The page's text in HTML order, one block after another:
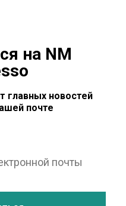
на NM
новостей
почте